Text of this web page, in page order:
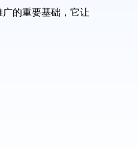
的重要基础，它让